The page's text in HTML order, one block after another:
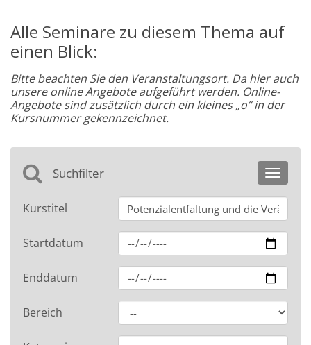
Alle Seminare zu diesem Thema auf
einen Blick:
Bitte beachten Sie den Veranstaltungsort. Da hier auch
unsere online Angebote aufgeführt werden. Online-
Angebote sind zusätzlich durch ein kleines „o“ in der
Kursnummer gekennzeichnet.